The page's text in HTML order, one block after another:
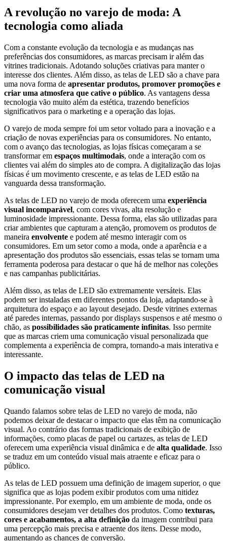
A revolução no varejo de moda: A
tecnologia como aliada
Com a constante evolução da tecnologia e as mudanças nas
preferências dos consumidores, as marcas precisam ir além das
vitrines tradicionais. Adotando soluções criativas para manter o
interesse dos clientes. Além disso, as telas de LED são a chave para
uma nova forma de apresentar produtos, promover promoções e
criar uma atmosfera que cative o público. As vantagens dessa
tecnologia vão muito além da estética, trazendo benefícios
significativos para o marketing e a operação das lojas.
O varejo de moda sempre foi um setor voltado para a inovação e a
criação de novas experiências para os consumidores. No entanto,
com o avanço das tecnologias, as lojas físicas começaram a se
transformar em espaços multimodais, onde a interação com os
clientes vai além do simples ato de compra. A digitalização das lojas
físicas é um movimento crescente, e as telas de LED estão na
vanguarda dessa transformação.
As telas de LED no varejo de moda oferecem uma experiência
visual incomparável, com cores vivas, alta resolução e
luminosidade impressionante. Dessa forma, elas são utilizadas para
criar ambientes que capturam a atenção, promovem os produtos de
maneira envolvente e podem até mesmo interagir com os
consumidores. Em um setor como a moda, onde a aparência e a
apresentação dos produtos são essenciais, essas telas se tornam uma
ferramenta poderosa para destacar o que há de melhor nas coleções
e nas campanhas publicitárias.
Além disso, as telas de LED são extremamente versáteis. Elas
podem ser instaladas em diferentes pontos da loja, adaptando-se à
arquitetura do espaço e ao layout desejado. Desde vitrines externas
até paredes internas, passando por displays suspensos e até mesmo o
chão, as possibilidades são praticamente infinitas. Isso permite
que as marcas criem uma comunicação visual personalizada que
complementa a experiência de compra, tornando-a mais interativa e
interessante.
O impacto das telas de LED na
comunicação visual
Quando falamos sobre telas de LED no varejo de moda, não
podemos deixar de destacar o impacto que elas têm na comunicação
visual. Ao contrário das formas tradicionais de exibição de
informações, como placas de papel ou cartazes, as telas de LED
oferecem uma experiência visual dinâmica e de alta qualidade. Isso
se traduz em um conteúdo visual mais atraente e eficaz para o
público.
As telas de LED possuem uma definição de imagem superior, o que
significa que as lojas podem exibir produtos com uma nitidez
impressionante. Por exemplo, em um ambiente de moda, onde os
consumidores desejam ver detalhes dos produtos. Como texturas,
cores e acabamentos, a alta definição da imagem contribui para
uma percepção mais precisa e atraente dos itens. Desse modo,
aumentando as chances de conversão.